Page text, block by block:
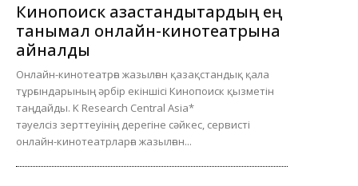
Кинопоиск қазақстандықтардың ең
танымал онлайн-кинотеатрына
айналды
Онлайн-кинотеатрға жазылған қазақстандық қала
тұрғындарының әрбір екіншісі Кинопоиск қызметін
таңдайды. K Research Central Asia*
тәуелсіз зерттеуінің дерегіне сәйкес, сервисті
онлайн-кинотеатрларға жазылған...